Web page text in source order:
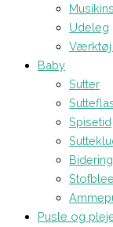
Udeleg
Værktøj
Baby
Sutter
Spisetid
Pusle og